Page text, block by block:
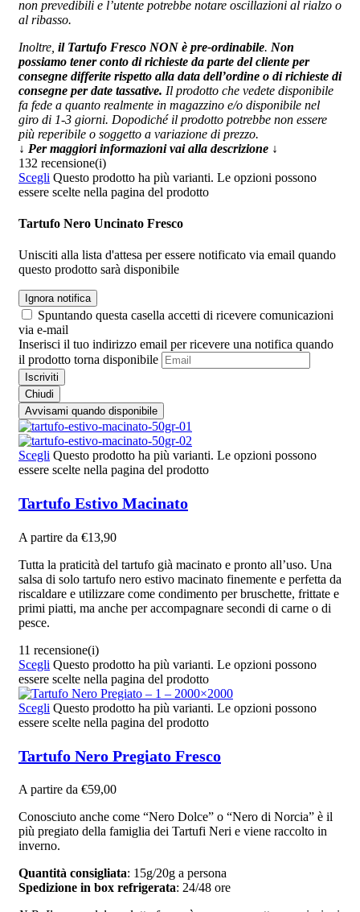
non prevedibili e l’utente potrebbe notare oscillazioni al rialzo o
al ribasso.
Inoltre, il Tartufo Fresco NON è pre-ordinabile. Non
possiamo tener conto di richieste da parte del cliente per
consegne differite rispetto alla data dell’ordine o di richieste di
consegne per date tassative. Il prodotto che vedete disponibile
fa fede a quanto realmente in magazzino e/o disponibile nel
giro di 1-3 giorni. Dopodiché il prodotto potrebbe non essere
più reperibile o soggetto a variazione di prezzo.
↓ Per maggiori informazioni vai alla descrizione ↓
132 recensione(i)
Scegli Questo prodotto ha più varianti. Le opzioni possono
essere scelte nella pagina del prodotto
Tartufo Nero Uncinato Fresco
Unisciti alla lista d'attesa per essere notificato via email quando
questo prodotto sarà disponibile
Ignora notifica
Spuntando questa casella accetti di ricevere comunicazioni
via e-mail
Inserisci il tuo indirizzo email per ricevere una notifica quando
il prodotto torna disponibile
Iscriviti
Chiudi
Avvisami quando disponibile
Scegli Questo prodotto ha più varianti. Le opzioni possono
essere scelte nella pagina del prodotto
Tartufo Estivo Macinato
A partire da €13,90
Tutta la praticità del tartufo già macinato e pronto all’uso. Una
salsa di solo tartufo nero estivo macinato finemente e perfetta da
riscaldare e utilizzare come condimento per bruschette, frittate e
primi piatti, ma anche per accompagnare secondi di carne o di
pesce.
11 recensione(i)
Scegli Questo prodotto ha più varianti. Le opzioni possono
essere scelte nella pagina del prodotto
Scegli Questo prodotto ha più varianti. Le opzioni possono
essere scelte nella pagina del prodotto
Tartufo Nero Pregiato Fresco
A partire da €59,00
Conosciuto anche come “Nero Dolce” o “Nero di Norcia” è il
più pregiato della famiglia dei Tartufi Neri e viene raccolto in
inverno.
Quantità consigliata: 15g/20g a persona
Spedizione in box refrigerata: 24/48 ore